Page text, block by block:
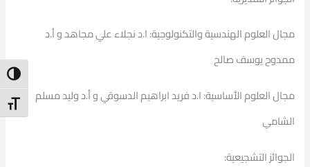
مجال العلوم الهندسية والتكنولوجية: ا.د نجلاء علي مجاهد و أ.د
ممدوح يوسف صالح
مجال العلوم الأساسية: ا.د فريد ابراهيم الدسوقي و أ.د وليد مسلم
الشامي
الجوائز التشجيعية: